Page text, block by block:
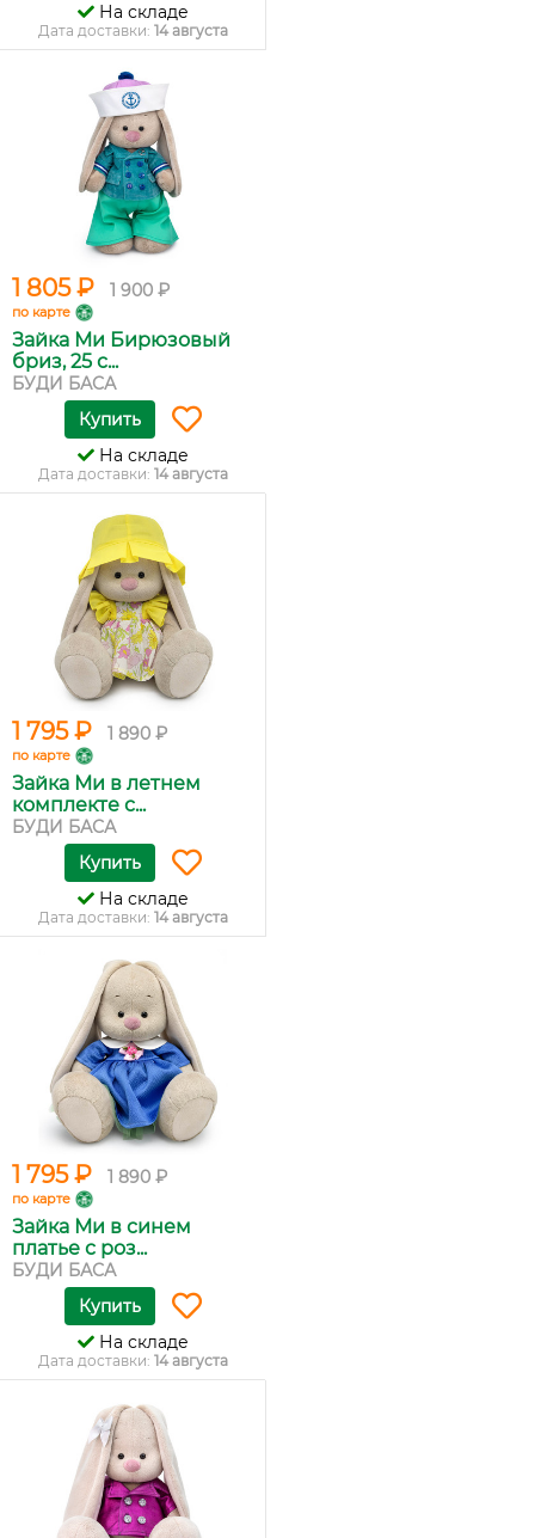
На складе
Дата доставки: 14 августа
1 805 ₽ 1 900 ₽
по карте
Зайка Ми Бирюзовый
бриз, 25 с...
БУДИ БАСА
Купить
На складе
Дата доставки: 14 августа
1 795 ₽ 1 890 ₽
по карте
Зайка Ми в летнем
комплекте с...
БУДИ БАСА
Купить
На складе
Дата доставки: 14 августа
1 795 ₽ 1 890 ₽
по карте
Зайка Ми в синем
платье с роз...
БУДИ БАСА
Купить
На складе
Дата доставки: 14 августа